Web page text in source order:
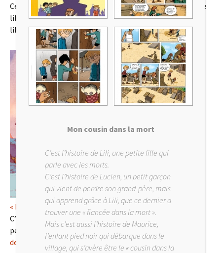
Ce 21 août 2026, vous trouverez ma nouvelle BD chez votre
libraire indépendant préféré (et aussi chez les autres
libraires):
« La danseuse debout »aux éditions de la Gouttière
C’est une histoire indépendante, mais qui reprend le
personnage d’Héloïse issue de l’album
« Les Bonshommes
de pluie »
Mon cousin dans la mort
C’est l’histoire de Lili, une petite fille qui
parle avec les morts.
C’est l’histoire de Lucien, un petit garçon
qui vient de perdre son grand-père, mais
qui apprend grâce à Lili, que ce dernier a
trouver une « fiancée dans la mort ».
Mais c’est aussi l’histoire de Maurice,
l’enfant pied noir qui débarque dans le
village, qui s’avère être le « cousin dans la